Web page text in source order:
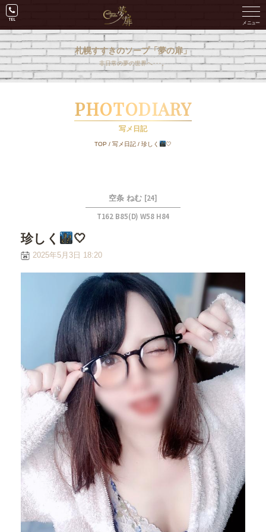
札幌すすきのソープ「夢の扉」
非日常の夢の世界へ･･･。
PHOTODIARY
写メ日記
TOP / 写メ日記/ 珍しく 🤍
空条 ねむ [24]
T162 B85(D) W58 H84
珍しく 🤍
2025年5月3日 18:20